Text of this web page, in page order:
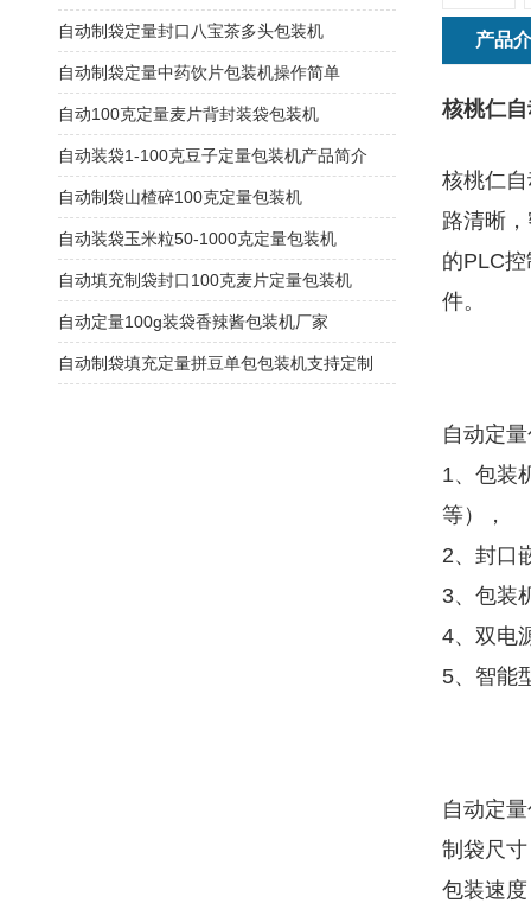
产品
核桃仁
核桃仁
路清晰
的PLC
件。
自动定
1、包装
等），
2、封口
3、包装
4、双电
5、智能
自动定
制袋尺
包装速
自动制袋定量封口八宝茶多头包装机
自动制袋定量中药饮片包装机操作简单
自动100克定量麦片背封装袋包装机
自动装袋1-100克豆子定量包装机产品简介
自动制袋山楂碎100克定量包装机
自动装袋玉米粒50-1000克定量包装机
自动填充制袋封口100克麦片定量包装机
自动定量100g装袋香辣酱包装机厂家
自动制袋填充定量拼豆单包包装机支持定制